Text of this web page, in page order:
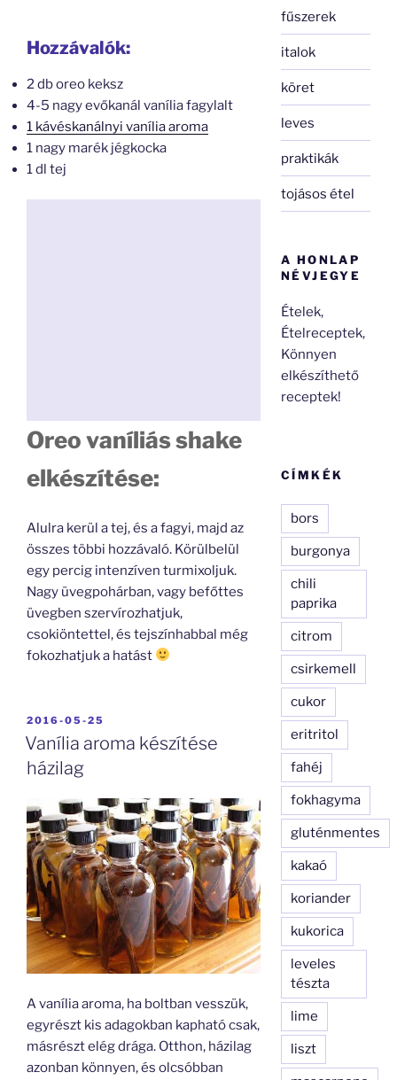
Hozzávalók:
2 db oreo keksz
4-5 nagy evőkanál vanília fagylalt
1 kávéskanálnyi vanília aroma
1 nagy marék jégkocka
1 dl tej
Oreo vaníliás shake
elkészítése:
Alulra kerül a tej, és a fagyi, majd az
összes többi hozzávaló. Körülbelül
egy percig intenzíven turmixoljuk.
Nagy üvegpohárban, vagy befőttes
üvegben szervírozhatjuk,
csokiöntettel, és tejszínhabbal még
fokozhatjuk a hatást
BEKÜLDVE:
2016-05-25
Vanília aroma készítése
házilag
A vanília aroma, ha boltban vesszük,
egyrészt kis adagokban kapható csak,
másrészt elég drága. Otthon, házilag
azonban könnyen, és olcsóbban
fűszerek
italok
köret
leves
praktikák
tojásos étel
A HONLAP
NÉVJEGYE
Ételek,
Ételreceptek,
Könnyen
elkészíthető
receptek!
CÍMKÉK
bors
burgonya
chili
paprika
citrom
csirkemell
cukor
eritritol
fahéj
fokhagyma
gluténmentes
kakaó
koriander
kukorica
leveles
tészta
lime
liszt